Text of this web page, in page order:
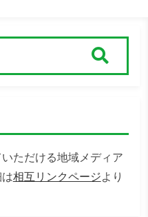
いただける地域メディア
相互リンクページより